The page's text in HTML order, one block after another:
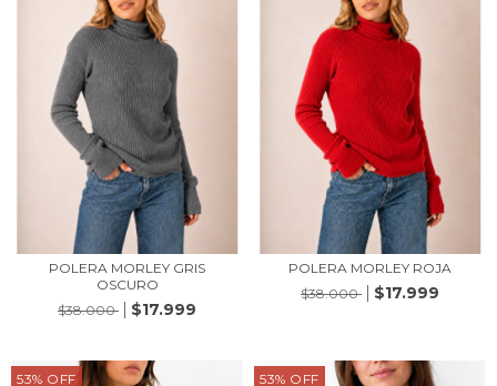
POLERA MORLEY GRIS
OSCURO
$38.000
$17.999
POLERA MORLEY ROJA
$38.000
$17.999
53% OFF 53% OFF